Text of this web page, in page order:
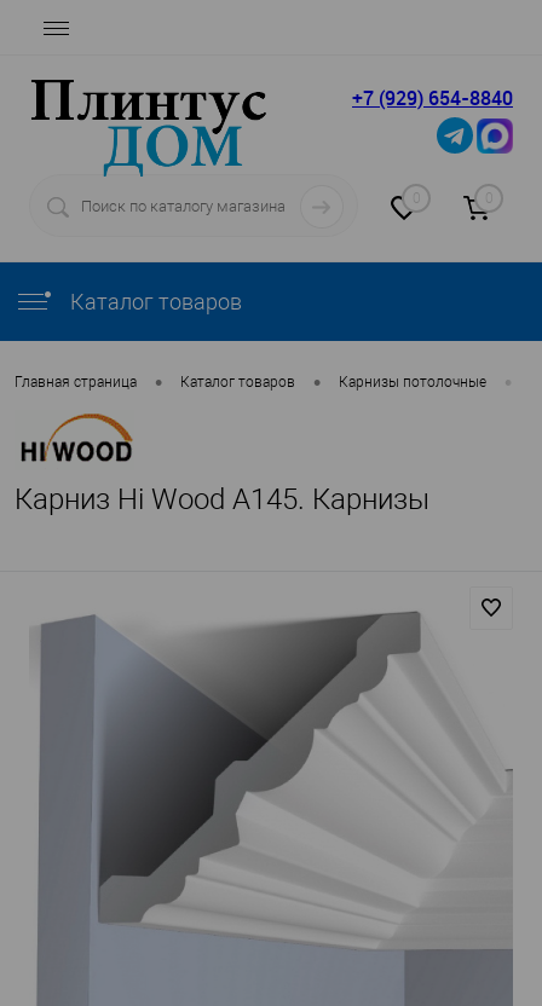
+7 (929) 654-8840
0 0
Каталог товаров
Главная страница • Каталог товаров • Карнизы потолочные •
Карниз Hi Wood A145. Карнизы